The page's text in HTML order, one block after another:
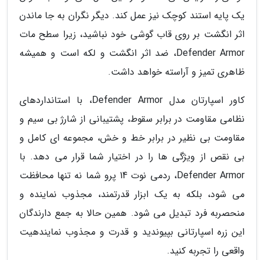
یک پایه استند کوچک نیز عمل کند. دیگر نگران به جا ماندن
اثر انگشت بر روی قاب گوشی خود نباشید، زیرا سطح مات
Defender Armor، ضد اثر انگشت و لکه است و همیشه
ظاهری تمیز و آراسته خواهد داشت.
کاور اسپارتان مدل Defender Armor، با استانداردهای
نظامی مقاومت در برابر سقوط، پشتیبانی از شارژ بی سیم و
مقاومت بی نظیر در برابر خط و خش، مجموعه ای کامل و
بی نقص از ویژگی ها را در اختیار شما قرار می دهد. با
Defender Armor، ردمی نوت 14 پرو شما نه تنها محافظت
می شود، بلکه به یک ابزار قدرتمند، مجذوب نماینده و
منحصربه فرد تبدیل می شود. همین حالا به جمع دارندگان
این زره اسپارتانی بپیوندید و قدرت و مجذوب نمایندهیت
واقعی را تجربه کنید.